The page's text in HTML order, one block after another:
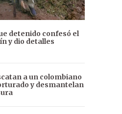
detenido confesó el
y dio detalles
a un colombiano
y desmantelan